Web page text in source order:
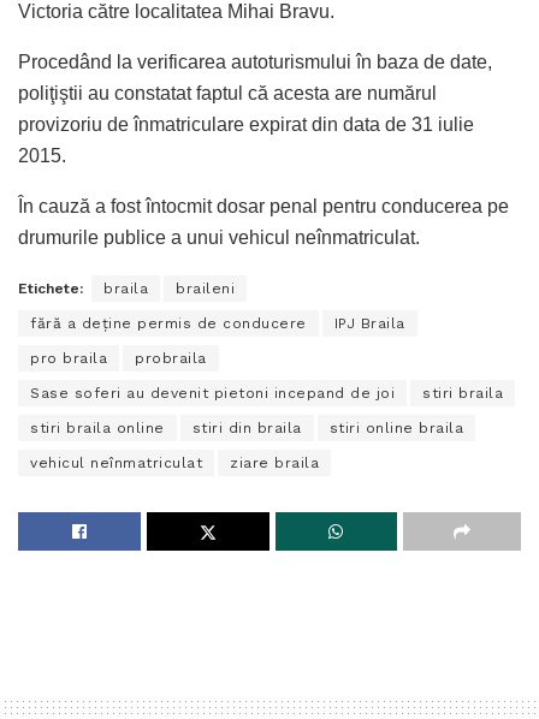
Victoria către localitatea Mihai Bravu.
Procedând la verificarea autoturismului în baza de date,
poliţiştii au constatat faptul că acesta are numărul
provizoriu de înmatriculare expirat din data de 31 iulie
2015.
În cauză a fost întocmit dosar penal pentru conducerea pe
drumurile publice a unui vehicul neînmatriculat.
Etichete: braila braileni
fără a deţine permis de conducere IPJ Braila
pro braila probraila
Sase soferi au devenit pietoni incepand de joi stiri braila
stiri braila online stiri din braila stiri online braila
vehicul neînmatriculat ziare braila